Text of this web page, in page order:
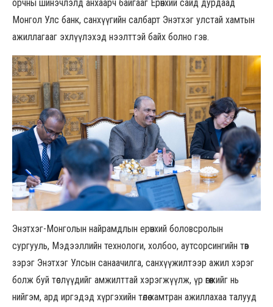
орчны шинэчлэлд анхаарч байгааг Ерөнхий сайд дурдаад
Монгол Улс банк, санхүүгийн салбарт Энэтхэг улстай хамтын
ажиллагааг эхлүүлэхэд нээлттэй байх болно гэв.
Энэтхэг-Монголын найрамдлын ерөнхий боловсролын
сургууль, Мэдээллийн технологи, холбоо, аутсорсингийн төв
зэрэг Энэтхэг Улсын санаачилга, санхүүжилтээр ажил хэрэг
болж буй төслүүдийг амжилттай хэрэгжүүлж, үр өгөөжийг нь
нийгэм, ард иргэдэд хүргэхийн төлөө хамтран ажиллахаа талууд